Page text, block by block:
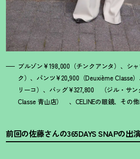
ブルゾン¥198,000（チンクアンタ）、シ
ク）、パンツ¥20,900（Deuxième Classe
リーコ）、バッグ¥327,800 （ジル・サン
Classe 青山店） 、CELINEの眼鏡、その
前回の佐藤さんの365DAYS SNAPの出